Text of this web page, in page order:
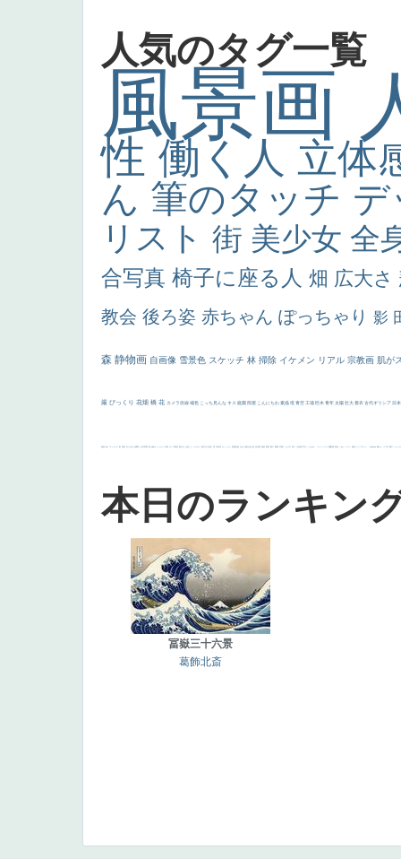
人気のタグ一覧
風景画
性 働く人 立体
ん 筆のタッチ
リスト 街 美少女 全
合写真 椅子に座る人 畑 広大さ
教会 後ろ姿 赤ちゃん ぽっちゃり 影
森 静物画 自画像 雪景色 スケッチ 林 掃除 イケメン リアル 宗教画 肌が
厳 びっくり 花畑 橋 花 カメラ目線 補色 こっち見んな キス 庭園 部屋 こんにちわ 素描 塔 青空 工場 巨木 青年 太陽 壮大 着衣 古代ギリシア 日
画質 last ヴィーナス 剣 白人少女 食事中 山本芳翠 麦 alciato ハーレム 女神 ローマ教皇 奥行き 火起こし シスター 東方の三博士 114514 かっこいい 受胎告知 天から覗き込む顔 設計図 挿絵 群衆 親子 裸婦 可愛い ピサロ ＃名画で学ぶ「たるみ」 ニーソックス 躍動感 黄色 こわい コート 畦道 レンブラント・ sekkusu 暖かい バブみ 靴下 ショッ
本日のランキン
冨嶽三十六景
葛飾北斎